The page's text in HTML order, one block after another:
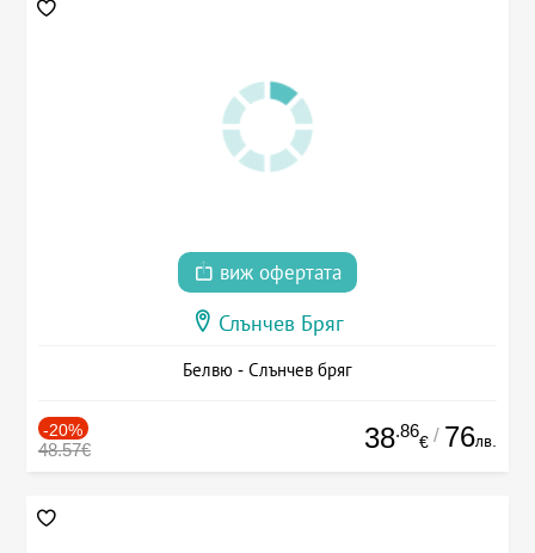
виж офертата
Слънчев Бряг
Белвю - Слънчев бряг
-20%
48.57€ 38.86
€ / 76лв.